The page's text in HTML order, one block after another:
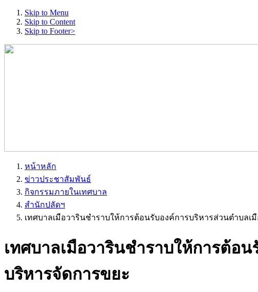
Skip to Menu
Skip to Content
Skip to Footer>
หน้าหลัก
ข่าวประชาสัมพันธ์
กิจกรรมภายในเทศบาล
สำนักปลัดฯ
เทศบาลเมือวารินชำราบให้การต้อนรับองค์การบริหารส่วนตำบล
เทศบาลเมือวารินชำราบให้การต้อ
บริหารจัดการขยะ